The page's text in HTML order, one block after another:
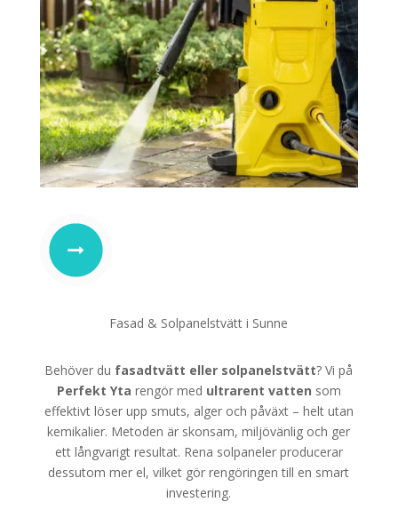
Fasad & Solpanelstvätt i Sunne
Behöver du fasadtvätt eller solpanelstvätt? Vi på
Perfekt Yta rengör med ultrarent vatten som
effektivt löser upp smuts, alger och påväxt – helt utan
kemikalier. Metoden är skonsam, miljövänlig och ger
ett långvarigt resultat. Rena solpaneler producerar
dessutom mer el, vilket gör rengöringen till en smart
investering.